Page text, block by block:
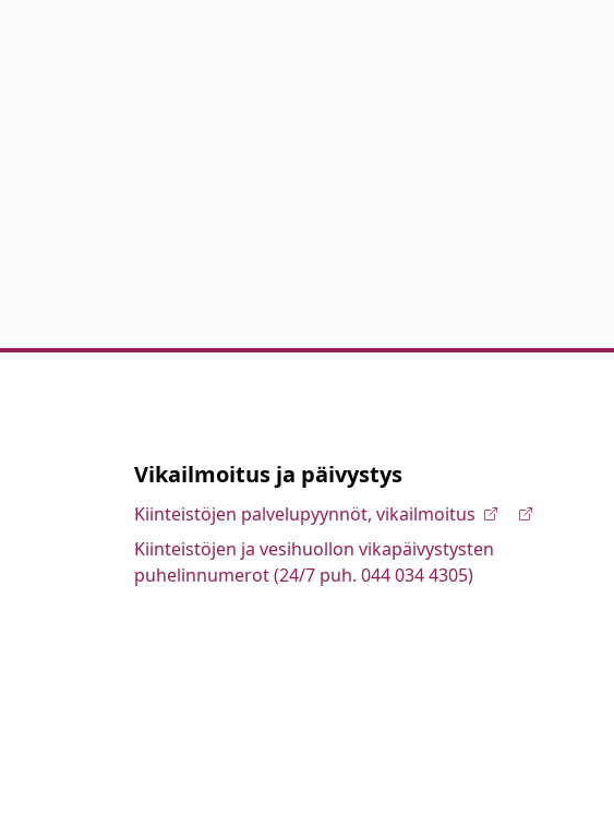
Vikailmoitus ja päivystys
Kiinteistöjen palvelupyynnöt, vikailmoitus
Kiinteistöjen ja vesihuollon vikapäivystysten
puhelinnumerot (24/7 puh. 044 034 4305)